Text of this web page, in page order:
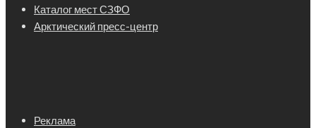
Каталог мест СЗФО
Арктический пресс-центр
Реклама